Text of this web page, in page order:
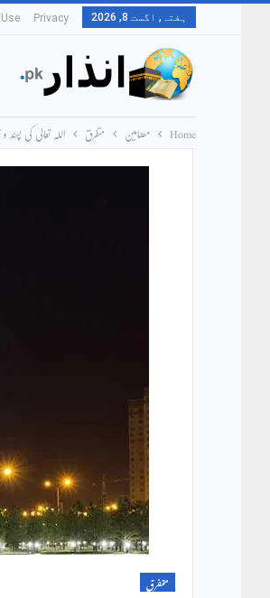
ہفتہ, اگست 8, 2026 Privacy
Home مضامین متفرق اللہ تعالیٰ کی پسند و
متفرق